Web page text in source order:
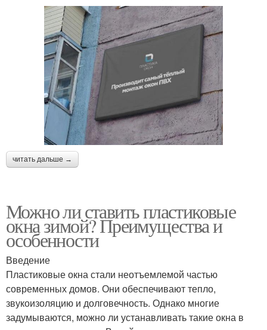
читать дальше →
Можно ли ставить пластиковые
окна зимой? Преимущества и
особенности
Введение
Пластиковые окна стали неотъемлемой частью
современных домов. Они обеспечивают тепло,
звукоизоляцию и долговечность. Однако многие
задумываются, можно ли устанавливать такие окна в